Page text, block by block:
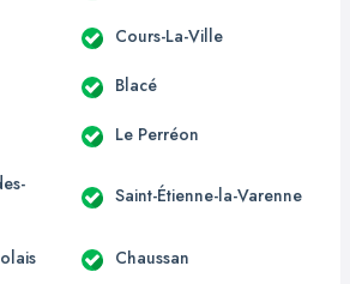
Cours-La-Ville
Blacé
Le Perréon
Saint-Étienne-la-Varenne
Chaussan